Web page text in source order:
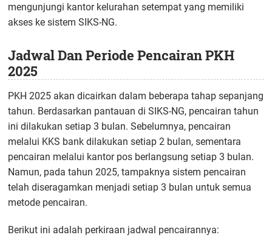
mengunjungi kantor kelurahan setempat yang memiliki
akses ke sistem SIKS-NG.
Jadwal Dan Periode Pencairan PKH
2025
PKH 2025 akan dicairkan dalam beberapa tahap sepanjang
tahun. Berdasarkan pantauan di SIKS-NG, pencairan tahun
ini dilakukan setiap 3 bulan. Sebelumnya, pencairan
melalui KKS bank dilakukan setiap 2 bulan, sementara
pencairan melalui kantor pos berlangsung setiap 3 bulan.
Namun, pada tahun 2025, tampaknya sistem pencairan
telah diseragamkan menjadi setiap 3 bulan untuk semua
metode pencairan.
Berikut ini adalah perkiraan jadwal pencairannya: